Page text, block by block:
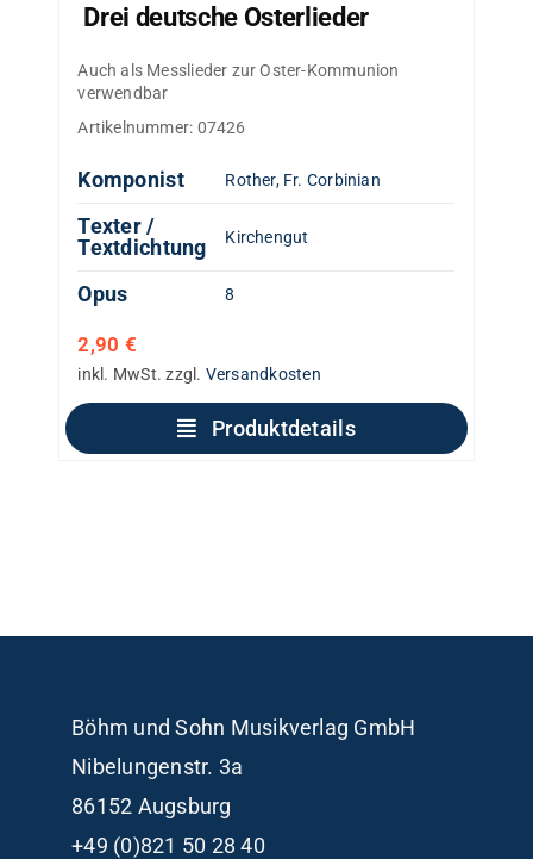
Drei deutsche Osterlieder
Auch als Messlieder zur Oster-Kommunion
verwendbar
Artikelnummer: 07426
Komponist Rother, Fr. Corbinian
Texter /
Textdichtung
Kirchengut
Opus 8
2,90 €
inkl. MwSt. zzgl. Versandkosten
Produktdetails
Böhm und Sohn Musikverlag GmbH
Nibelungenstr. 3a
86152 Augsburg
+49 (0)821 50 28 40